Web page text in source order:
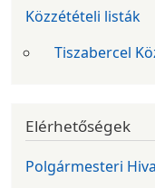
Közzétételi listák
Tiszabercel
Elérhetőségek
Polgármesteri